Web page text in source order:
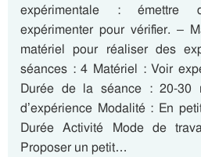
expérimentale : émettre
expérimenter pour vérifier. –
matériel pour réaliser des
séances : 4 Matériel : Voir
Durée de la séance : 20-30
d’expérience Modalité : En
Durée Activité Mode de
Proposer un petit…